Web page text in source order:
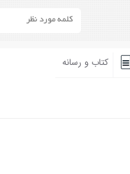
کتاب و رسانه